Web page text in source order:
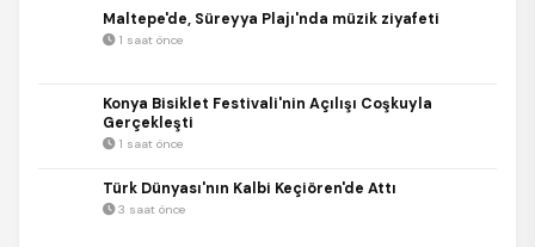
Maltepe'de, Süreyya Plajı'nda müzik ziyafeti
1 saat önce
Konya Bisiklet Festivali'nin Açılışı Coşkuyla
Gerçekleşti
1 saat önce
Türk Dünyası'nın Kalbi Keçiören'de Attı
3 saat önce